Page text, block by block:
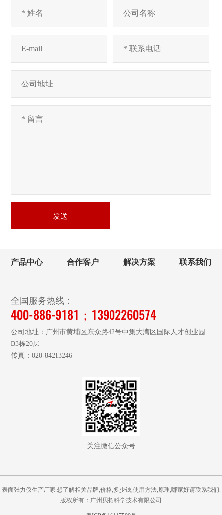
发送
产品中心 合作客户 解决方案 联系我们
全国服务热线：
400-886-9181；13902260574
公司地址：广州市黄埔区东众路42号中集大湾区国际人才创业园
B3栋20层
传真：020-84213246
关注微信公众号
表面张力仪生产厂家,想了解相关品牌,价格,多少钱,使用方法,原理,哪家好请联系我们.
版权所有：广州贝拓科学技术有限公司